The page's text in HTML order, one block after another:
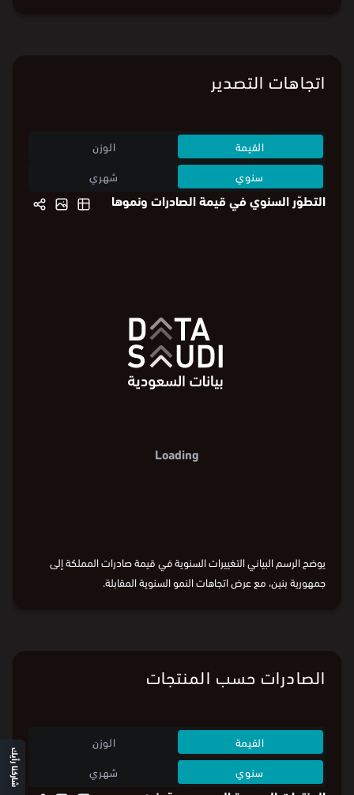
اتجاهات التصدير
القيمة
الوزن
سنوي
شهري
التطوّر السنوي في قيمة الصادرات ونموها
Loading
يوضح الرسم البياني التغييرات السنوية في قيمة صادرات المملكة إلى
جمهورية بنين، مع عرض اتجاهات النمو السنوية المقابلة.
الصادرات حسب المنتجات
القيمة
الوزن
سنوي
شهري شاركنا رأيك